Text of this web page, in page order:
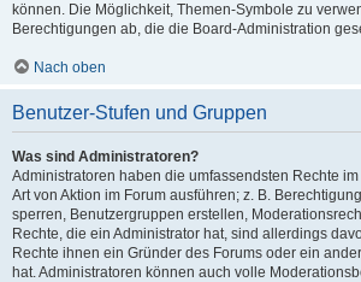
können. Die Möglichkeit, Themen-Symbole zu
Berechtigungen ab, die die Board-Administration
Nach oben
Benutzer-Stufen und Gruppen
Was sind Administratoren?
Administratoren haben die umfassendsten Rechte
Art von Aktion im Forum ausführen; z. B.
sperren, Benutzergruppen erstellen,
Rechte, die ein Administrator hat, sind allerdings
Rechte ihnen ein Gründer des Forums oder ein
hat. Administratoren können auch volle